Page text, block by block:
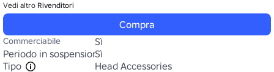
Vedi altro Rivenditori
Compra
Commerciabile
Sì
Periodo in sospensione
Sì
Tipo
Head Accessories